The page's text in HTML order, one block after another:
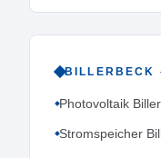
BILLERBECK
Photovoltaik
Stromspeicher